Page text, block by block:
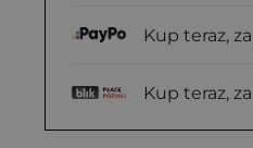
Kup teraz,
Kup teraz,